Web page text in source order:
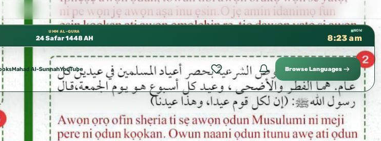
كتب الشيخ هيثم سرحان حفظه الله متوفرة مجانًا في المسجد النبوي، 📍 باب ٣٧ (باب مكة) – الطابق الثالث 📍 إدارة الشؤون العلمية بالحسبة 📚 متوفرة بجميع
UMM AL-QURA
24 Safar 1448 AH
NOW
8:23 am
Mahad Al-SunnahYouTube Browse Languages